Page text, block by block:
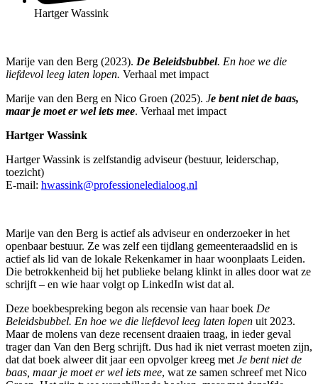
Hartger Wassink
Marije van den Berg (2023). De Beleidsbubbel. En hoe we die
liefdevol leeg laten lopen. Verhaal met impact
Marije van den Berg en Nico Groen (2025). Je bent niet de baas,
maar je moet er wel iets mee. Verhaal met impact
Hartger Wassink
Hartger Wassink is zelfstandig adviseur (bestuur, leiderschap,
toezicht)
E-mail: hwassink@professioneledialoog.nl
Marije van den Berg is actief als adviseur en onderzoeker in het
openbaar bestuur. Ze was zelf een tijdlang gemeenteraadslid en is
actief als lid van de lokale Rekenkamer in haar woonplaats Leiden.
Die betrokkenheid bij het publieke belang klinkt in alles door wat ze
schrijft – en wie haar volgt op LinkedIn wist dat al.
Deze boekbespreking begon als recensie van haar boek De
Beleidsbubbel. En hoe we die liefdevol leeg laten lopen uit 2023.
Maar de molens van deze recensent draaien traag, in ieder geval
trager dan Van den Berg schrijft. Dus had ik niet verrast moeten zijn,
dat dat boek alweer dit jaar een opvolger kreeg metJe bent niet de
baas, maar je moet er wel iets mee, wat ze samen schreef met Nico